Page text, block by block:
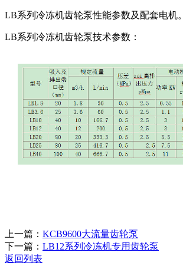
LB系列冷冻机齿轮泵性能参数及配套电机。
LB系列冷冻机齿轮泵技术参数：
上一篇： KCB9600大流量齿轮泵
下一篇： LB12系列冷冻机专用齿轮泵
返回列表